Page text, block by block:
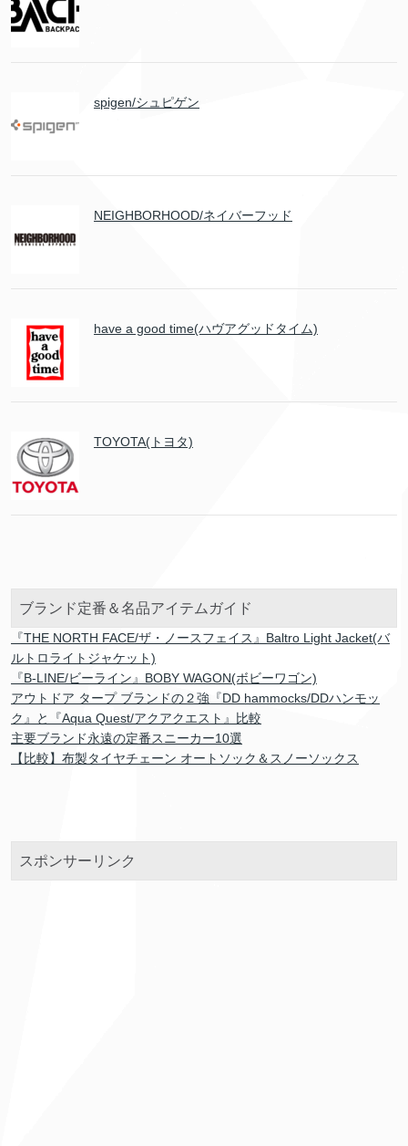
spigen/シュピゲン
NEIGHBORHOOD/ネイバーフッド
have a good time(ハヴアグッドタイム)
TOYOTA(トヨタ)
ブランド定番＆名品アイテムガイド
『THE NORTH FACE/ザ・ノースフェイス』Baltro Light Jacket(バ
ルトロライトジャケット)
『B-LINE/ビーライン』BOBY WAGON(ボビーワゴン)
アウトドア タープ ブランドの２強『DD hammocks/DDハンモッ
ク』と『Aqua Quest/アクアクエスト』比較
主要ブランド永遠の定番スニーカー10選
【比較】布製タイヤチェーン オートソック＆スノーソックス
スポンサーリンク